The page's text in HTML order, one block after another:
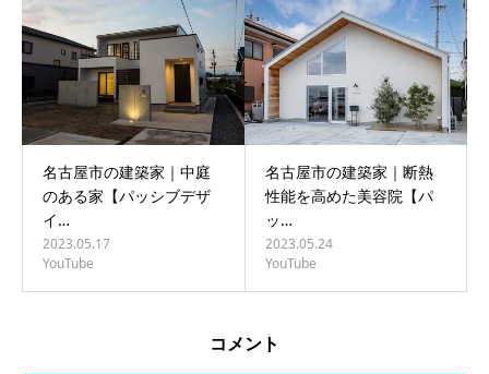
名古屋市の建築家｜中庭
のある家【パッシブデザ
イ…
2023.05.17
YouTube
名古屋市の建築家｜断熱
性能を高めた美容院【パ
ッ…
2023.05.24
YouTube
コメント